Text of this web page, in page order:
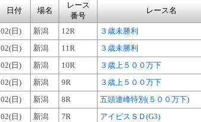
日付 場名
レース
番号
レース名
02(日) 新潟 12R
３歳未勝利
02(日)
新潟 11R ３歳未勝利
02(日)
新潟 10R
３歳上５００万下
02(日)
新潟 9R
３歳上５００万下
02(日)
新潟 8R
五頭連峰特別(５００万下)
02(日)
新潟 7R
アイビスＳＤ(G3)